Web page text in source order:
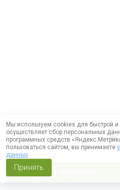
Мы используем cookies для быстрой и
осуществляет сбор персональных
программных средств
пользоваться сайтом, вы принимаете
данных
Принять